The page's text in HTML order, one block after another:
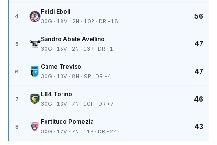
4
Feldi Eboli
30G · 18V · 2N · 10P · DR +18
56
5
Sandro Abate Avellino
30G · 15V · 2N · 13P · DR -1
47
6
Came Treviso
30G · 13V · 8N · 9P · DR -4
47
7
L84 Torino
30G · 13V · 7N · 10P · DR +7
46
8
Fortitudo Pomezia
30G · 12V · 7N · 11P · DR +24
43